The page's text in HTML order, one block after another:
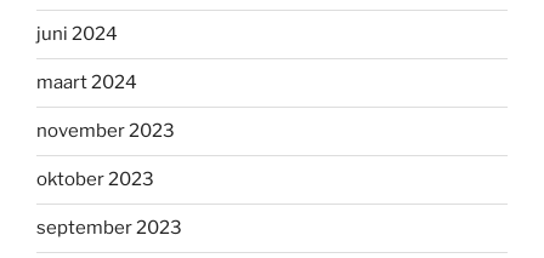
juni 2024
maart 2024
november 2023
oktober 2023
september 2023